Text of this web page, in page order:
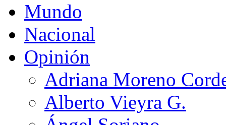
Mundo
Nacional
Opinión
Adriana Moreno
Alberto Vieyra G.